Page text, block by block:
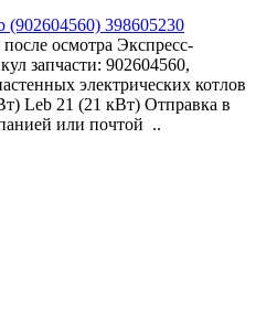
398605230
осмотра Экспресс-
запчасти: 902604560,
электрических котлов
Leb 21 (21 кВт) Отправка в
или почтой ..